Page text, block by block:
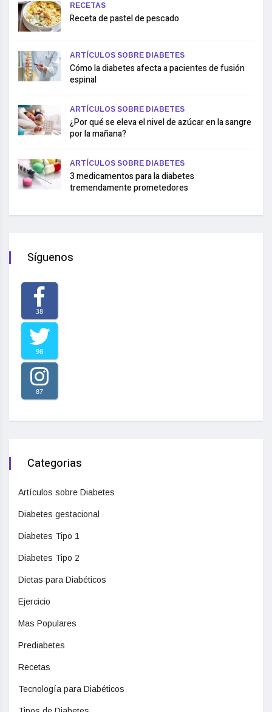
RECETAS
Receta de pastel de pescado
ARTÍCULOS SOBRE DIABETES
Cómo la diabetes afecta a pacientes de fusión
espinal
ARTÍCULOS SOBRE DIABETES
¿Por qué se eleva el nivel de azúcar en la sangre
por la mañana?
ARTÍCULOS SOBRE DIABETES
3 medicamentos para la diabetes
tremendamente prometedores
Síguenos
38
98
87
Categorias
Artículos sobre Diabetes
Diabetes gestacional
Diabetes Tipo 1
Diabetes Tipo 2
Dietas para Diabéticos
Ejercicio
Mas Populares
Prediabetes
Recetas
Tecnología para Diabéticos